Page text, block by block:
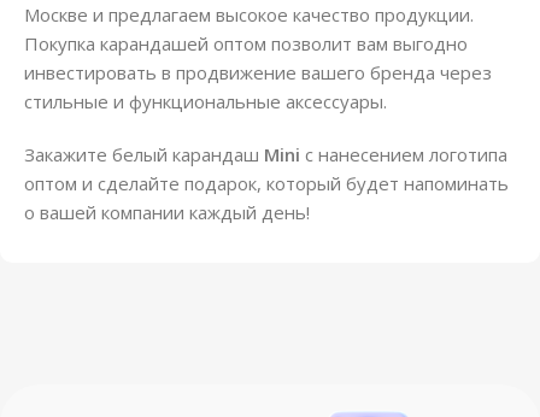
Москве и предлагаем высокое качество продукции.
Покупка карандашей оптом позволит вам выгодно
инвестировать в продвижение вашего бренда через
стильные и функциональные аксессуары.
Закажите белый карандаш Mini с нанесением логотипа
оптом и сделайте подарок, который будет напоминать
о вашей компании каждый день!